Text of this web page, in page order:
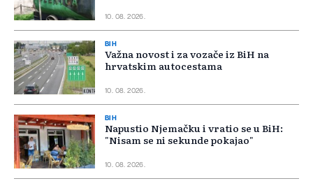
10. 08. 2026.
BIH
Važna novost i za vozače iz BiH na
hrvatskim autocestama
10. 08. 2026.
BIH
Napustio Njemačku i vratio se u BiH:
"Nisam se ni sekunde pokajao"
10. 08. 2026.